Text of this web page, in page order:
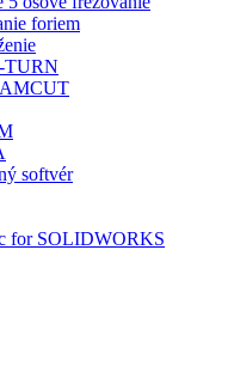
foriem
softvér
for SOLIDWORKS